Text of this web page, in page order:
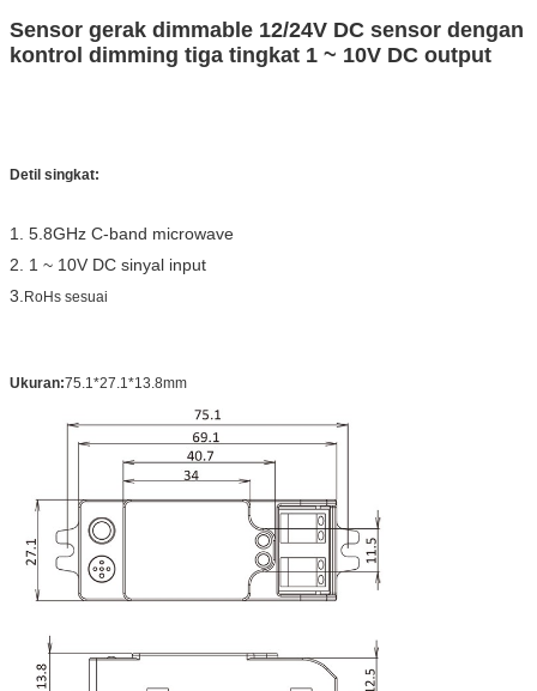
Sensor gerak dimmable 12/24V DC sensor dengan
kontrol dimming tiga tingkat 1 ~ 10V DC output
Detil singkat:
1. 5.8GHz C-band microwave
2. 1 ~ 10V DC sinyal input
3. RoHs sesuai
Ukuran:75.1*27.1*13.8mm